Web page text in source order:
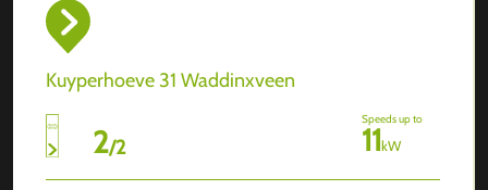
Kuyperhoeve 31 Waddinxveen
2/2
Speeds up to
11kW